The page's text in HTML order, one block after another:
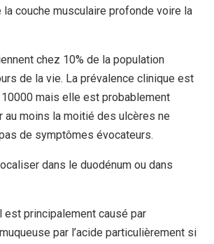
la couche musculaire profonde voire la
chez 10% de la population
de la vie. La prévalence clinique est
mais elle est probablement
au moins la moitié des ulcères ne
de symptômes évocateurs.
dans le duodénum ou dans
est principalement causé par
par l’acide particulièrement si